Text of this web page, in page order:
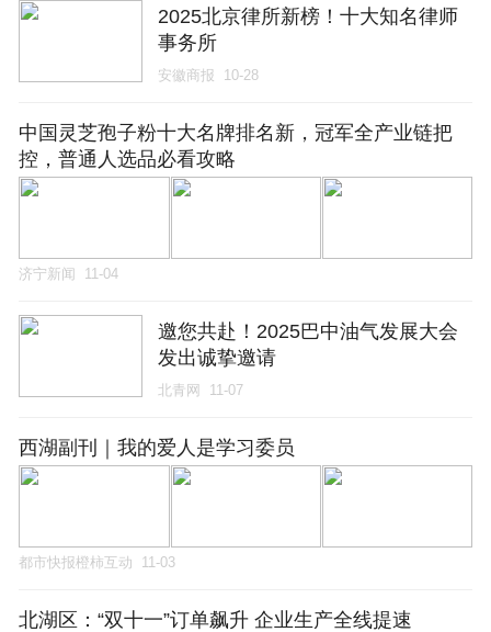
2025北京律所新榜！十大知名律师
事务所
安徽商报 10-28
中国灵芝孢子粉十大名牌排名新，冠军全产业链把
控，普通人选品必看攻略
济宁新闻 11-04
邀您共赴！2025巴中油气发展大会
发出诚挚邀请
北青网 11-07
西湖副刊｜我的爱人是学习委员
都市快报橙柿互动 11-03
北湖区：“双十一”订单飙升 企业生产全线提速